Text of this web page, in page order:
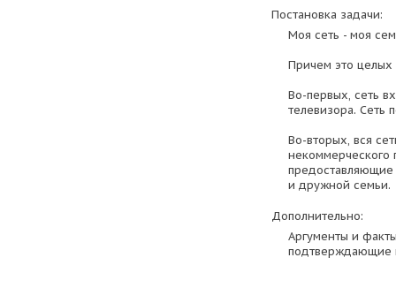
Постановка задачи:
Моя сеть - моя
Причем это
Во-первых, сеть
телевизора. Сеть
Во-вторых, вся
некоммерческого
предоставляющие
и дружной семьи.
Дополнительно:
Аргументы и
подтверждающие